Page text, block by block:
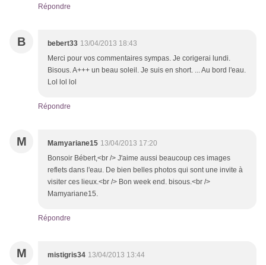
Répondre
B bebert33 13/04/2013 18:43
Merci pour vos commentaires sympas. Je corigerai lundi.
Bisous. A+++ un beau soleil. Je suis en short. ... Au bord l'eau.
Lol lol lol
Répondre
M Mamyariane15 13/04/2013 17:20
Bonsoir Bébert,<br /> J'aime aussi beaucoup ces images
reflets dans l'eau. De bien belles photos qui sont une invite à
visiter ces lieux.<br /> Bon week end. bisous.<br />
Mamyariane15.
Répondre
M mistigris34 13/04/2013 13:44